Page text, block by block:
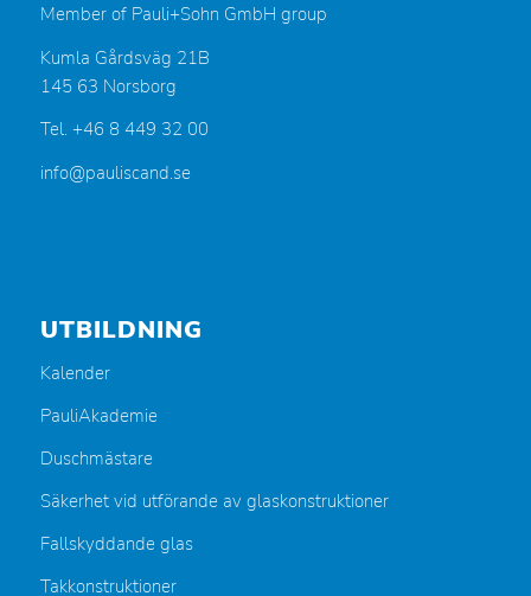
Member of Pauli+Sohn GmbH group
Kumla Gårdsväg 21B
145 63 Norsborg
Tel. +46 8 449 32 00
info@pauliscand.se
UTBILDNING
Kalender
PauliAkademie
Duschmästare
Säkerhet vid utförande av glaskonstruktioner
Fallskyddande glas
Takkonstruktioner